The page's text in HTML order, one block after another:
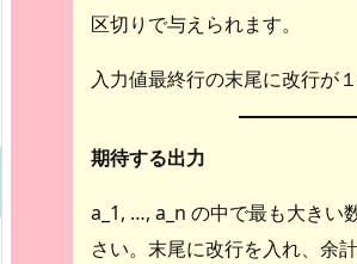
区切りで与えられます。
入力値最終行の末尾に改行が１
期待する出力
a_1, …, a_n の中で最も大きい
さい。末尾に改行を入れ、余